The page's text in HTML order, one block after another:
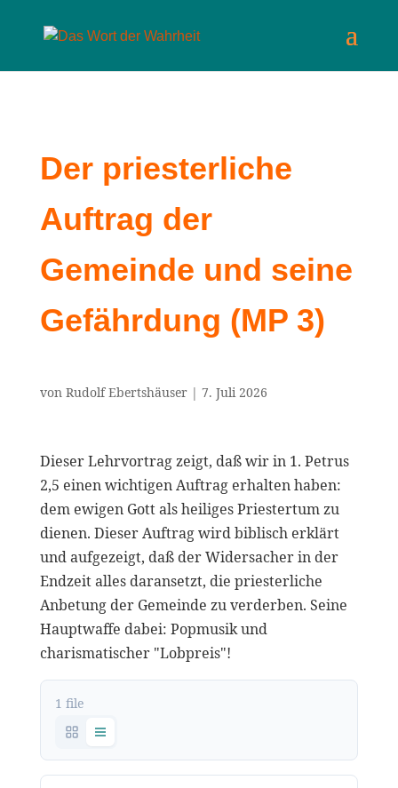
Der priesterliche
Auftrag der
Gemeinde und seine
Gefährdung (MP 3)
von Rudolf Ebertshäuser| 7. Juli 2026
Dieser Lehrvortrag zeigt, daß wir in 1. Petrus
2,5 einen wichtigen Auftrag erhalten haben:
dem ewigen Gott als heiliges Priestertum zu
dienen. Dieser Auftrag wird biblisch erklärt
und aufgezeigt, daß der Widersacher in der
Endzeit alles daransetzt, die priesterliche
Anbetung der Gemeinde zu verderben. Seine
Hauptwaffe dabei: Popmusik und
charismatischer "Lobpreis"!
1 file